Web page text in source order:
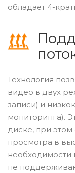
обладает 4-
Технология
видео в двух
записи) и
мониторинга).
диске, при
просмотра в
необходимости
не